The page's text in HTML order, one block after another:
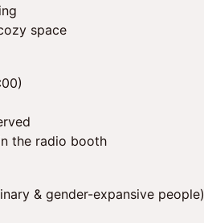
space
the radio booth
& gender-expansive people)